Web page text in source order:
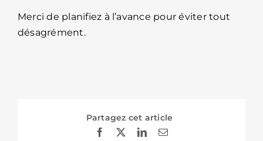
Merci de planifiez à l’avance pour éviter tout
désagrément.
Partagez cet article